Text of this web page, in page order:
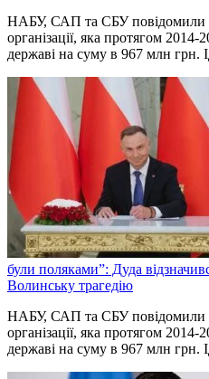
НАБУ, САП та СБУ повідомили
організації, яка протягом 2014-
державі на суму в 967 млн грн.
були поляками”: Дуда
Волинську трагедію
НАБУ, САП та СБУ повідомили
організації, яка протягом 2014-
державі на суму в 967 млн грн.